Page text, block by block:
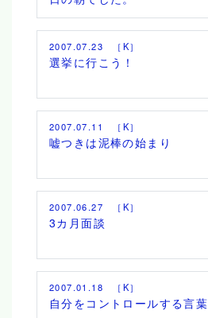
2007.07.23 ［K］
選挙に行こう！
2007.07.11 ［K］
嘘つきは泥棒の始まり
2007.06.27 ［K］
3カ月面談
2007.01.18 ［K］
自分をコントロールする言葉